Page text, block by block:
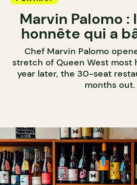
Marvin Palomo :
honnête qui a
Chef Marvin Palomo
stretch of Queen West most
year later, the 30-seat
months out.